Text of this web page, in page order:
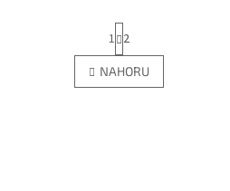
O
v
t
r
á
n
1 2
NAHORU